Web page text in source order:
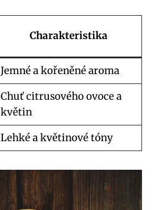
Charakteristika
Jemné a kořeněné aroma
Chuť citrusového ovoce a
květin
Lehké a květinové tóny